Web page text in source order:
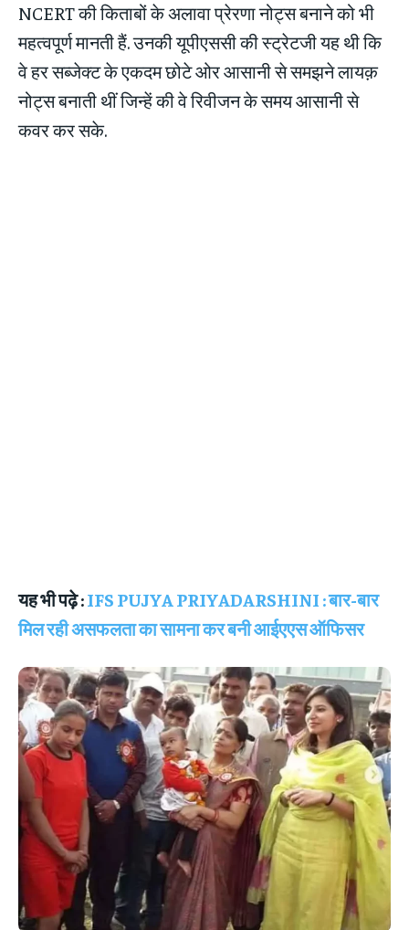
NCERT की किताबों के अलावा प्रेरणा नोट्स बनाने को भी
महत्वपूर्ण मानती हैं. उनकी यूपीएससी की स्ट्रेटजी यह थी कि
वे हर सब्जेक्ट के एकदम छोटे ओर आसानी से समझने लायक़
नोट्स बनाती थीं जिन्हें की वे रिवीजन के समय आसानी से
कवर कर सके.
यह भी पढ़े :IFS PUJYA PRIYADARSHINI : बार-बार
मिल रही असफलता का सामना कर बनी आईएएस ऑफिसर